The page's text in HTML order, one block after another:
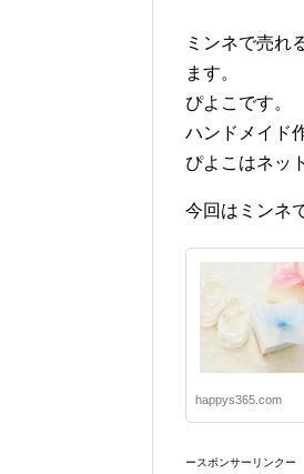
ミンネで売れ
ます。
ぴよこです。
ハンドメイド
ぴよこはネッ
今回はミンネ
happys365.com
ースポンサーリンクー